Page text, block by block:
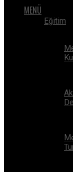
MENÜ
Eğitim